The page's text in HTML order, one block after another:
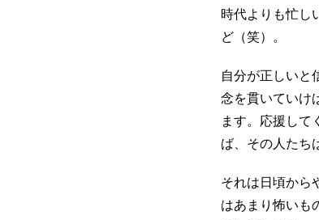
時代よりも忙し
ど（笑）。
自分が正しいと
念を貫いていけ
ます。応援して
ば、その人たち
それは日頃から
はあまり怖いも